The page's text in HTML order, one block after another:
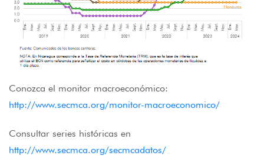
Conozca el monitor macroeconómico:
http://www.secmca.org/monitor-macroeconomico/
Consultar series históricas en
http://www.secmca.org/secmcadatos/